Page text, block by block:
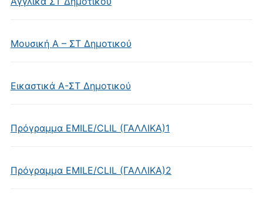
Μουσική Α – ΣΤ Δημοτικού
Εικαστικά Α-ΣΤ Δημοτικού
Πρόγραμμα EMILE/CLIL (ΓΑΛΛΙΚΑ)1
Πρόγραμμα EMILE/CLIL (ΓΑΛΛΙΚΑ)2